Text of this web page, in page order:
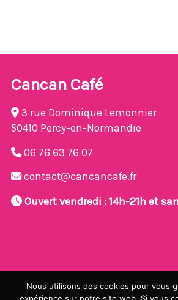
Cancan Café
3 rue Dominique Lemonnier
50410 Percy-en-Normandie
06 76 63 76 07
contact@cancancafe.fr
Ouvert vendredi : 14h-21h et
Nous utilisons des cookies pour vous